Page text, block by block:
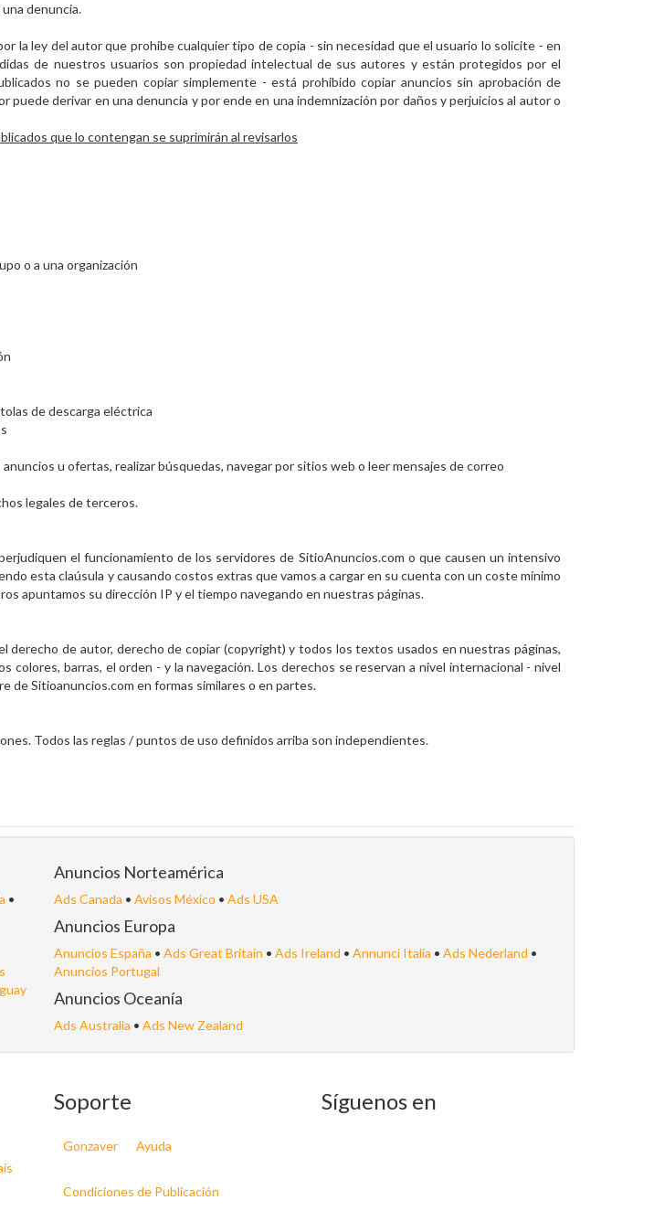
denuncia.
la ley del autor que prohibe cualquier tipo de copia - sin necesidad que el usuario lo solicite - en
de nuestros usuarios son propiedad intelectual de sus autores y están protegidos por el
no se pueden copiar simplemente - está prohibido copiar anuncios sin aprobación de
derivar en una denuncia y por ende en una indemnización por daños y perjuicios al autor o
que lo contengan se suprimirán al revisarlos
o a una organización
de descarga eléctrica
u ofertas, realizar búsquedas, navegar por sitios web o leer mensajes de correo
legales de terceros.
el funcionamiento de los servidores de SitioAnuncios.com o que causen un intensivo
esta claúsula y causando costos extras que vamos a cargar en su cuenta con un coste mínimo
apuntamos su dirección IP y el tiempo navegando en nuestras páginas.
derecho de autor, derecho de copiar (copyright) y todos los textos usados en nuestras páginas,
colores, barras, el orden - y la navegación. Los derechos se reservan a nivel internacional - nivel
de Sitioanuncios.com en formas similares o en partes.
Todos las reglas / puntos de uso definidos arriba son independientes.
•
Anuncios Norteamérica
Ads Canada • Avisos México • Ads USA
Anuncios Europa
Anuncios España • Ads Great Britain • Ads Ireland • Annunci Italia • Ads Nederland •
Anuncios Portugal
Anuncios Oceanía
Ads Australia • Ads New Zealand
Soporte
Gonzaver Ayuda
Condiciones de Publicación
Síguenos en